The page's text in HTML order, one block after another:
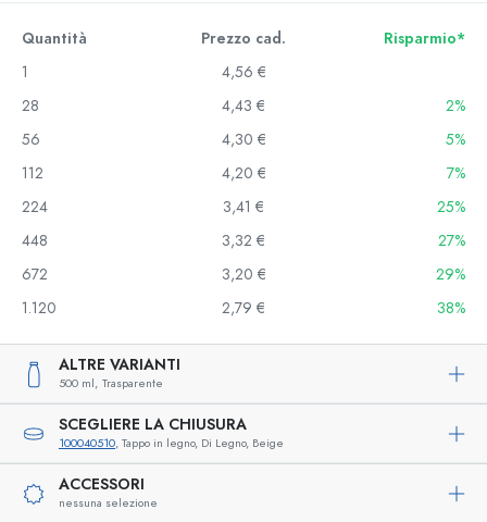
Quantità Prezzo cad.
Risparmio*
1
4,56 €
28
4,43 €
2%
56
4,30 €
5%
112
4,20 €
7%
224
3,41 €
25%
448
3,32 €
27%
672
3,20 €
29%
1.120
2,79 € 38%
ALTRE VARIANTI
500 ml, Trasparente
SCEGLIERE LA CHIUSURA
100040510, Tappo in legno, Di Legno, Beige
ACCESSORI
nessuna selezione